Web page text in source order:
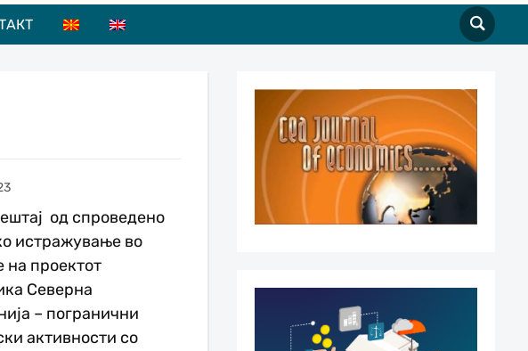
од спроведено
истражување во
на проектот
Северна
– погранични
активности со